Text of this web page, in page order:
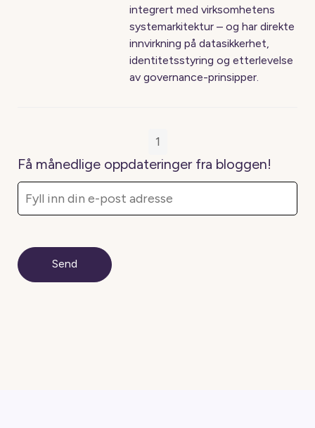
integrert med virksomhetens
systemarkitektur – og har direkte
innvirkning på datasikkerhet,
identitetsstyring og etterlevelse
av governance-prinsipper.
1
Få månedlige oppdateringer fra bloggen!